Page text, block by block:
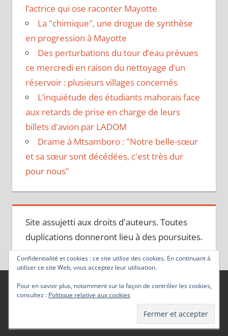
l’actrice qui ose raconter Mayotte
La "chimique", une drogue de synthèse
en progression à Mayotte
Des perturbations du tour d’eau prévues
ce mercredi en raison du nettoyage d’un
réservoir : plusieurs villages concernés
L’inquiétude des étudiants mahorais face
aux retards de prise en charge de leurs
billets d'avion par LADOM
Drame à Mtsamboro : "Notre belle-sœur
et sa sœur sont décédées, c'est très dur
pour nous"
Site assujetti aux droits d'auteurs. Toutes
duplications donneront lieu à des poursuites.
Thème WordPress : Tortuga par ThemeZee.
Confidentialité et cookies : ce site utilise des cookies. En continuant à
utiliser ce site Web, vous acceptez leur utilisation.
Pour en savoir plus, notamment sur la façon de contrôler les cookies,
consultez : Politique relative aux cookies